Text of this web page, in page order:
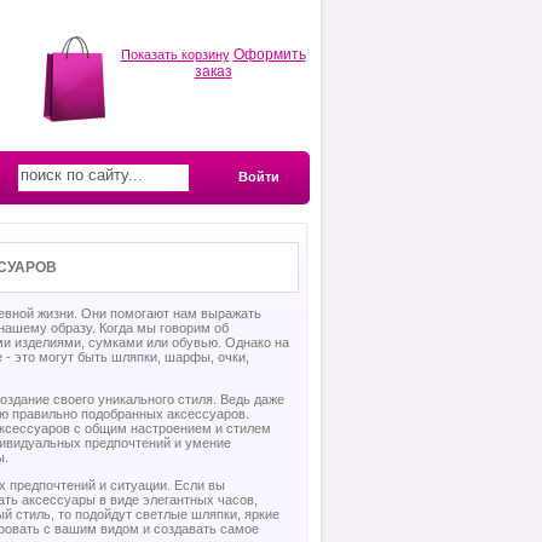
Показать корзину Оформить
заказ
Войти
жизни. Они помогают нам выражать
образу. Когда мы говорим об
изделиями, сумками или обувью. Однако на
- это могут быть шляпки, шарфы, очки,
своего уникального стиля. Ведь даже
подобранных аксессуаров.
с общим настроением и стилем
предпочтений и умение
предпочтений и ситуации. Если вы
аксессуары в виде элегантных часов,
стиль, то подойдут светлые шляпки, яркие
с вашим видом и создавать самое